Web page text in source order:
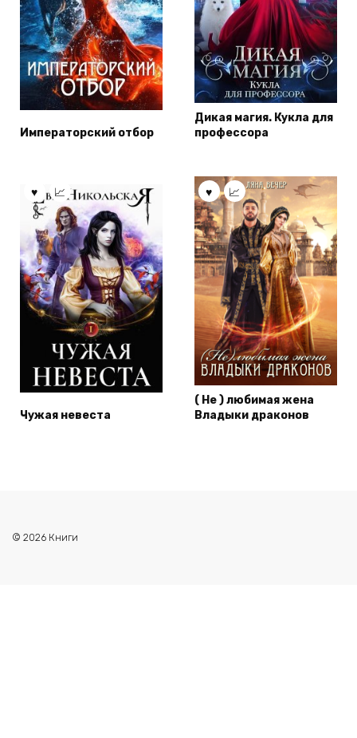
Императорский отбор
Дикая магия. Кукла для
профессора
Чужая невеста
( Не ) любимая жена
Владыки драконов
© 2026 Книги